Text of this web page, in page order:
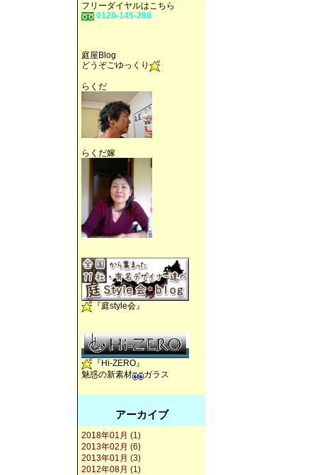
フリーダイヤルはこちら
0120-145-288
庭屋Blog
どうぞごゆっくり
らくだ
らくだ嫁
『庭style会』
『Hi-ZERO』
魅惑の新素材
ガラス
アーカイブ
2018年01月 (1)
2013年02月 (6)
2013年01月 (3)
2012年08月 (1)